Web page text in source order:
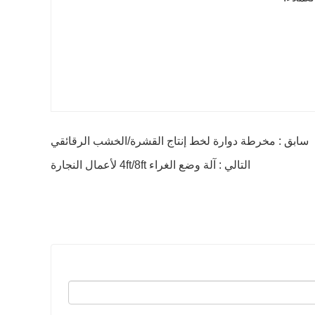
سابق : مخرطة دوارة لخط إنتاج القشرة/الخشب الرقائقي
التالي : آلة وضع الغراء 4ft/8ft لأعمال النجارة